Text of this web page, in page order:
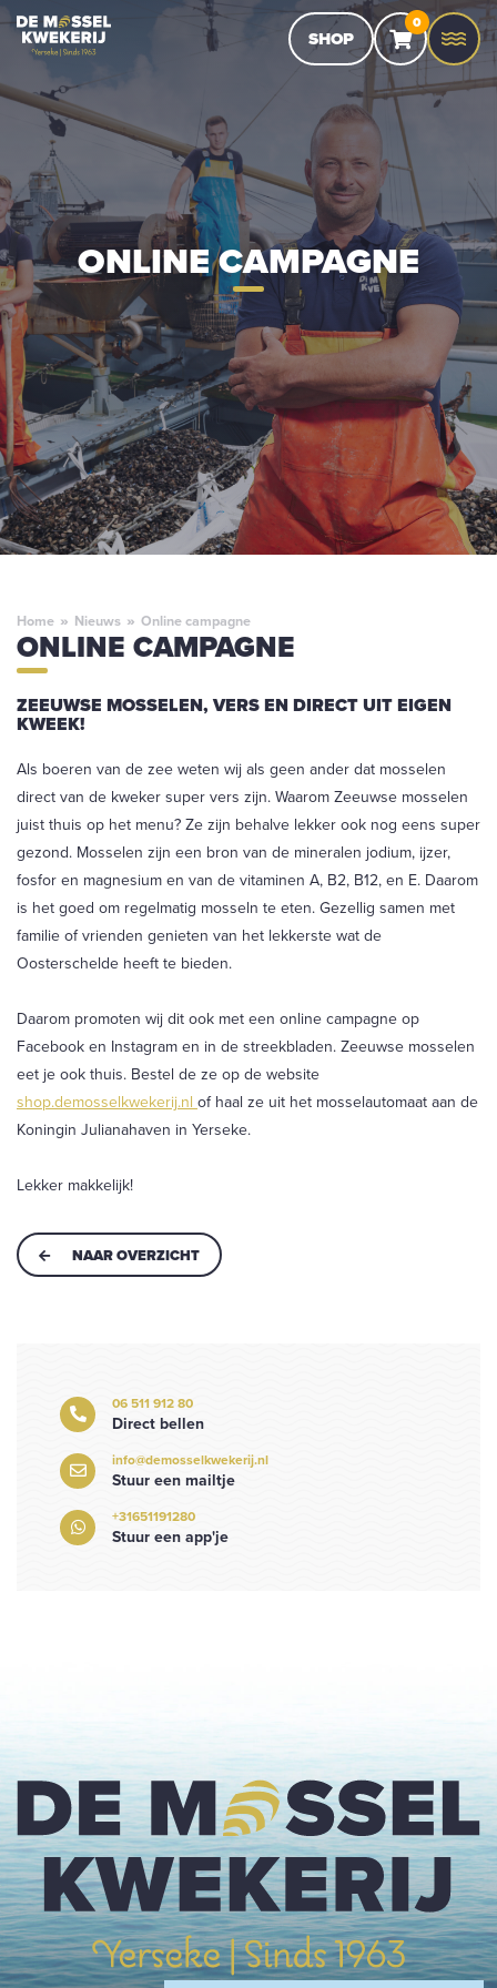
SHOP
0
ONLINE CAMPAGNE
Home » Nieuws » Online campagne
ONLINE CAMPAGNE
ZEEUWSE MOSSELEN, VERS EN DIRECT UIT EIGEN
KWEEK!
Als boeren van de zee weten wij als geen ander dat mosselen
direct van de kweker super vers zijn. Waarom Zeeuwse mosselen
juist thuis op het menu? Ze zijn behalve lekker ook nog eens super
gezond. Mosselen zijn een bron van de mineralen jodium, ijzer,
fosfor en magnesium en van de vitaminen A, B2, B12, en E. Daarom
is het goed om regelmatig mosseln te eten. Gezellig samen met
familie of vrienden genieten van het lekkerste wat de
Oosterschelde heeft te bieden.
Daarom promoten wij dit ook met een online campagne op
Facebook en Instagram en in de streekbladen. Zeeuwse mosselen
eet je ook thuis. Bestel de ze op de website
shop.demosselkwekerij.nl of haal ze uit het mosselautomaat aan de
Koningin Julianahaven in Yerseke.
Lekker makkelijk!
NAAR OVERZICHT
06 511 912 80
Direct bellen
info@demosselkwekerij.nl
Stuur een mailtje
+31651191280
Stuur een app'je